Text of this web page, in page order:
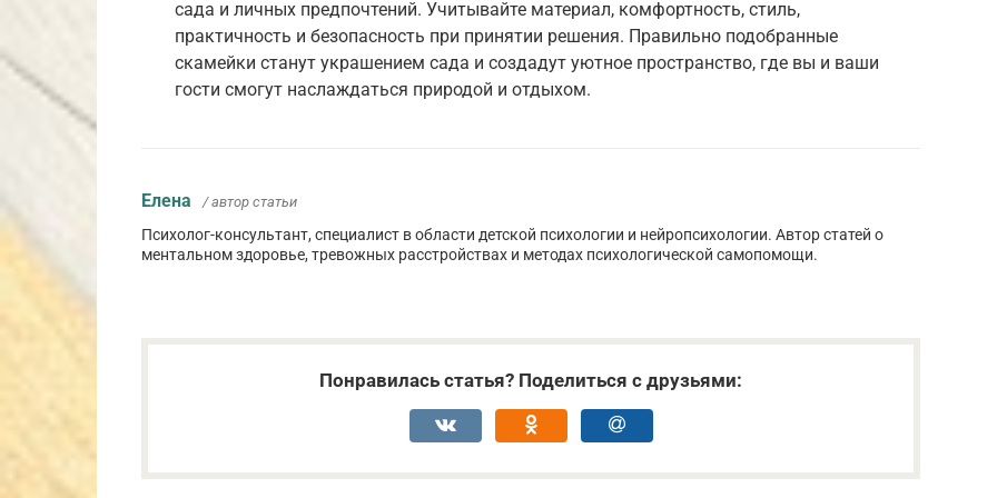
сада и личных предпочтений. Учитывайте материал, комфортность, стиль,
практичность и безопасность при принятии решения. Правильно подобранные
скамейки станут украшением сада и создадут уютное пространство, где вы и ваши
гости смогут наслаждаться природой и отдыхом.
Елена / автор статьи
Психолог-консультант, специалист в области детской психологии и нейропсихологии. Автор статей о
ментальном здоровье, тревожных расстройствах и методах психологической самопомощи.
Понравилась статья? Поделиться с друзьями: